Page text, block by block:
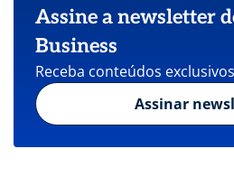
Assine a newsletter
Business
Receba conteúdos
Assinar